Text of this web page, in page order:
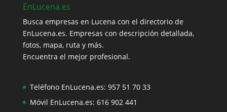
EnLucena.es
Busca empresas en Lucena con el directorio de
EnLucena.es. Empresas con descripción detallada,
fotos, mapa, ruta y más.
Encuentra el mejor profesional.
Teléfono EnLucena.es: 957 51 70 33
Móvil EnLucena.es: 616 902 441